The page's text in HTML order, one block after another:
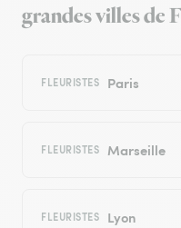
grandes villes de
FLEURISTES Paris
FLEURISTES Marseille
FLEURISTES Lyon